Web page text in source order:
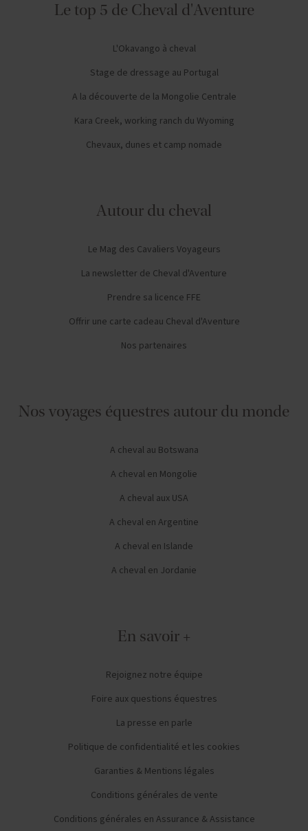
Le top 5 de Cheval d'Aventure
L'Okavango à cheval
Stage de dressage au Portugal
A la découverte de la Mongolie Centrale
Kara Creek, working ranch du Wyoming
Chevaux, dunes et camp nomade
Autour du cheval
Le Mag des Cavaliers Voyageurs
La newsletter de Cheval d'Aventure
Prendre sa licence FFE
Offrir une carte cadeau Cheval d'Aventure
Nos partenaires
Nos voyages équestres autour du monde
A cheval au Botswana
A cheval en Mongolie
A cheval aux USA
A cheval en Argentine
A cheval en Islande
A cheval en Jordanie
En savoir +
Rejoignez notre équipe
Foire aux questions équestres
La presse en parle
Politique de confidentialité et les cookies
Garanties & Mentions légales
Conditions générales de vente
Conditions générales en Assurance & Assistance